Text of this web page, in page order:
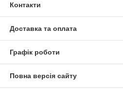
Контакти
Доставка та оплата
Графік роботи
Повна версія сайту